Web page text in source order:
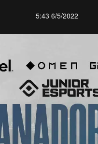
5:43 6/5/2022